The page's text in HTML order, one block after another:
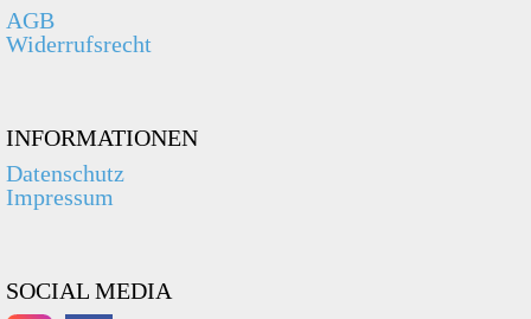
AGB
Widerrufsrecht
INFORMATIONEN
Datenschutz
Impressum
SOCIAL MEDIA